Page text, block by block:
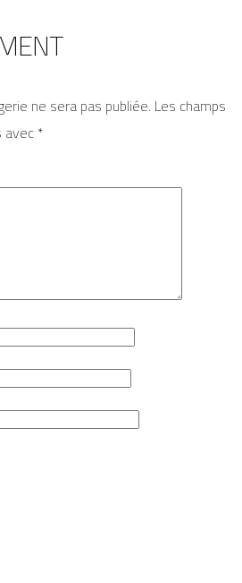
ne sera pas publiée. Les champs
avec*